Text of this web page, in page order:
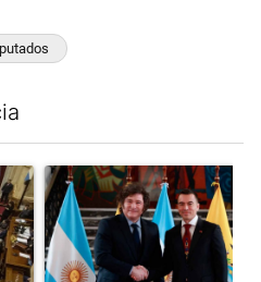
el título "El Senado dio media
Un artículo de tendencia con